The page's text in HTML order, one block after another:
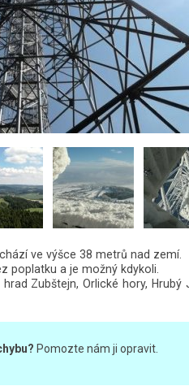
ve výšce 38 metrů nad zemí.
poplatku a je možný kdykoli.
Zubštejn, Orlické hory,
Pomozte nám ji opravit.